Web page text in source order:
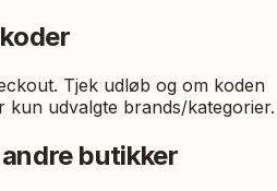
Tjek udløb og om koden
udvalgte brands/kategorier.
butikker